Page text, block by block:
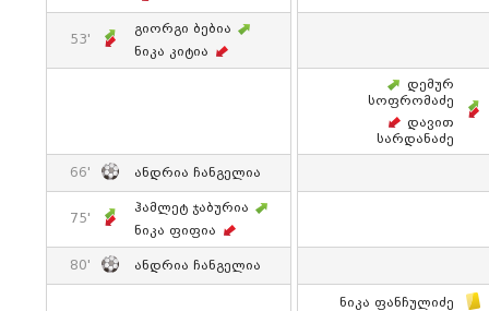
53'
Გიორგი Ბებია
Ნიკა Კიტია
Დემურ
Სოფრომაძე
Დავით
Სარდანაძე
66' Ანდრია Ჩანგელია
75'
Ჰამლეტ Ჯაბურია
Ნიკა Ფიფია
80' Ანდრია Ჩანგელია
Ნიკა Ფანჩულიძე